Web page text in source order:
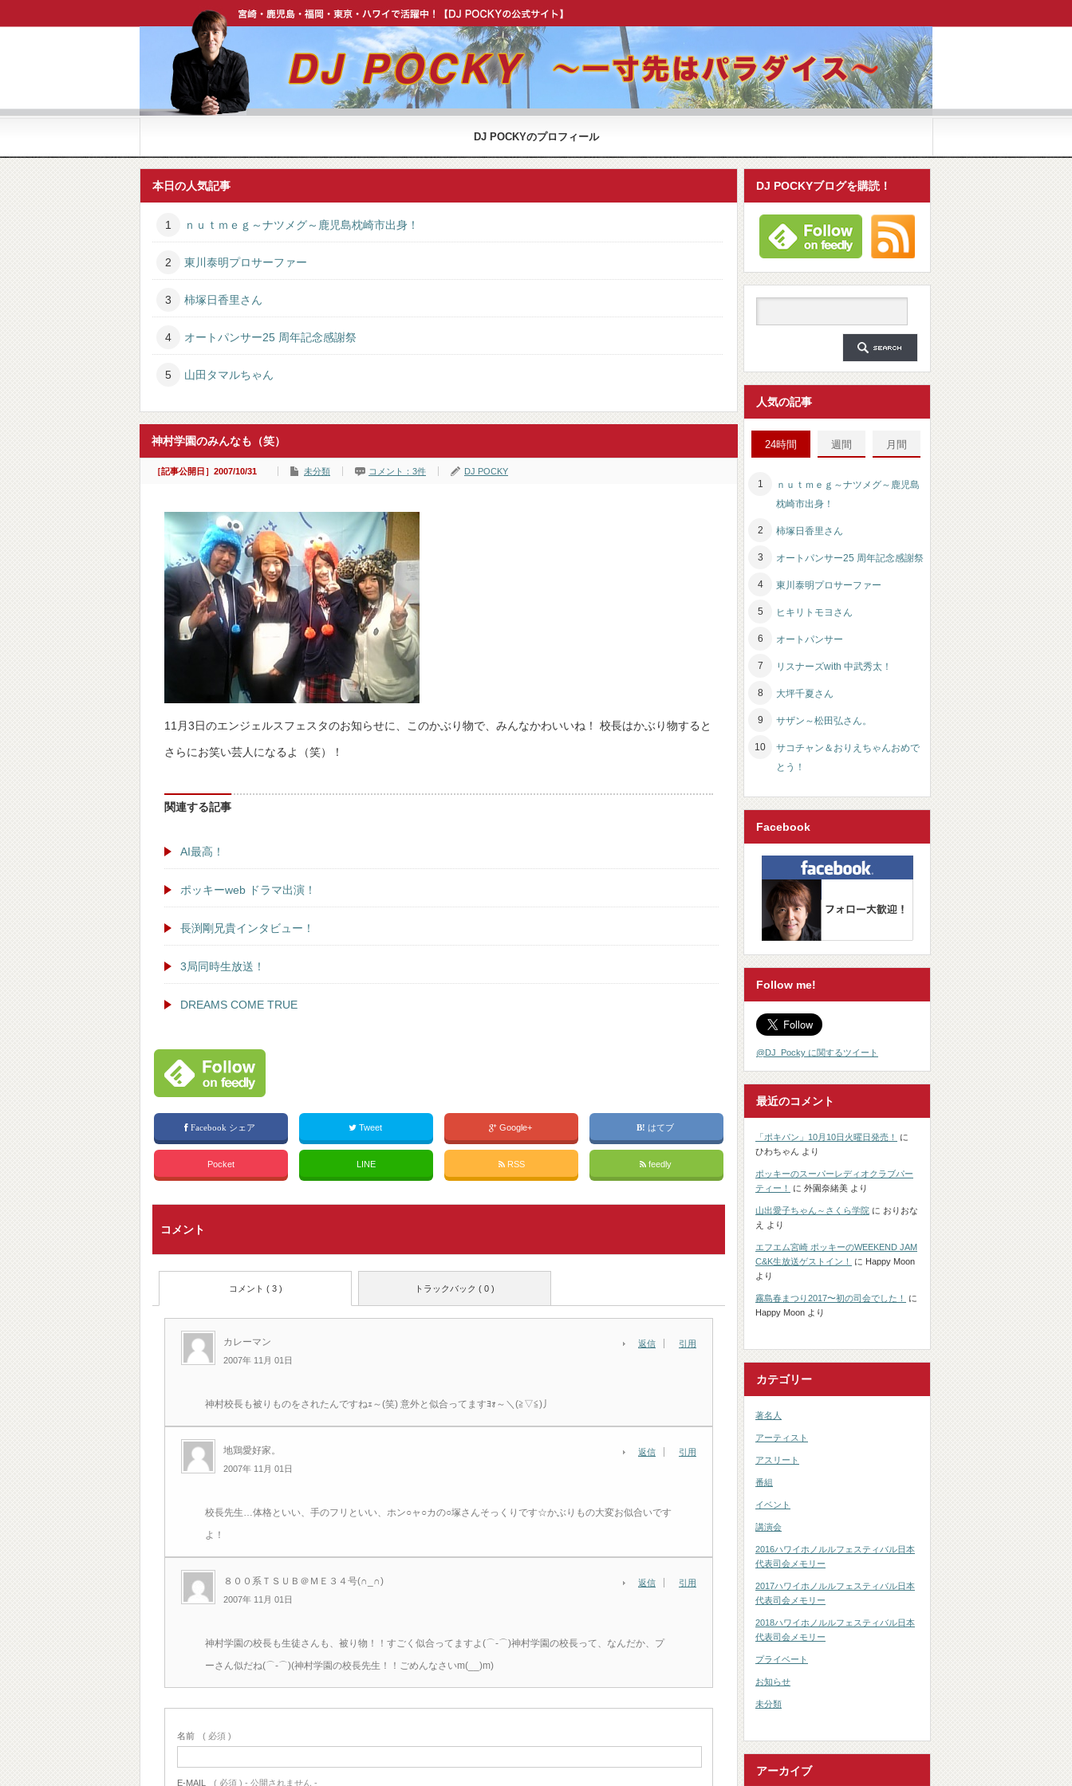
宮崎・鹿児島・福岡・東京・ハワイで活躍中【DJ POCKY 公式 ウェブサイト】
DJ POCKYのプロフィール
本日の人気記事
ｎｕｔｍｅｇ～ナツメグ～鹿児島枕崎市出身！
東川泰明プロサーファー
柿塚日香里さん
オートパンサー25 周年記念感謝祭
山田タマルちゃん
神村学園のみんなも（笑）
［記事公開日］2007/10/31 未分類 コメント：3件 DJ POCKY
11月3日のエンジェルスフェスタのお知らせに、このかぶり物で、みんなかわいいね！ 校長はかぶり物すると
さらにお笑い芸人になるよ（笑）！
関連する記事
AI最高！
ポッキーweb ドラマ出演！
長渕剛兄貴インタビュー！
3局同時生放送！
DREAMS COME TRUE
Facebook シェア Tweet Google+ はてブ
Pocket LINE RSS feedly
コメント
トラックバック ( 0 )
コメント ( 3 )
カレーマン
2007年 11月 01日
返信 引用
神村校長も被りものをされたんですねｪ～(笑) 意外と似合ってますﾖｫ～＼(≧▽≦)丿
地鶏愛好家。
2007年 11月 01日
返信 引用
校長先生…体格といい、手のフリといい、ホン○ャ○カの○塚さんそっくりです☆かぶりもの大変お似合いです
よ！
８００系ＴＳＵＢ＠ＭＥ３４号(∩_∩)
2007年 11月 01日
返信 引用
神村学園の校長も生徒さんも、被り物！！すごく似合ってますよ(⌒‐⌒)神村学園の校長って、なんだか、プ
ーさん似だね(⌒‐⌒)(神村学園の校長先生！！ごめんなさいm(__)m)
名前 ( 必須 )
E-MAIL ( 必須 ) - 公開されません -
DJ POCKYブログを購読！
人気の記事
24時間 週間 月間
ｎｕｔｍｅｇ～ナツメグ～鹿児島
枕崎市出身！
柿塚日香里さん
オートパンサー25 周年記念感謝祭
東川泰明プロサーファー
ヒキリトモヨさん
オートパンサー
リスナーズwith 中武秀太！
大坪千夏さん
サザン～松田弘さん。
サコチャン＆おりえちゃんおめで
とう！
Facebook
Follow me!
@DJ_Pocky に関するツイート
最近のコメント
「ポキパン」10月10日火曜日発売！
に
ひわちゃん より
ポッキーのスーパーレディオクラブパー
ティー！
に 外園奈緒美 より
山出愛子ちゃん～さくら学院 に おりおな
え
より
エフエム宮崎 ポッキーのWEEKEND JAM
C&K生放送ゲストイン！
に Happy Moon
より
霧島春まつり2017〜初の司会でした！
に
Happy Moon より
カテゴリー
著名人
アーティスト
アスリート
番組
イベント
講演会
2016ハワイホノルルフェスティバル日本
代表司会メモリー
2017ハワイホノルルフェスティバル日本
代表司会メモリー
2018ハワイホノルルフェスティバル日本
代表司会メモリー
プライベート
お知らせ
未分類
アーカイブ